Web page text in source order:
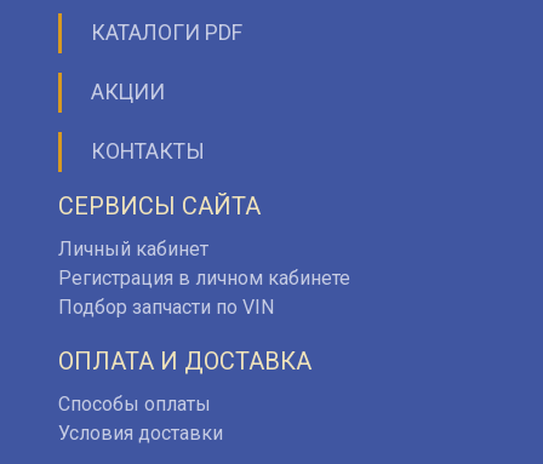
КАТАЛОГИ PDF
АКЦИИ
КОНТАКТЫ
СЕРВИСЫ САЙТА
Личный кабинет
Регистрация в личном кабинете
Подбор запчасти по VIN
ОПЛАТА И ДОСТАВКА
Способы оплаты
Условия доставки